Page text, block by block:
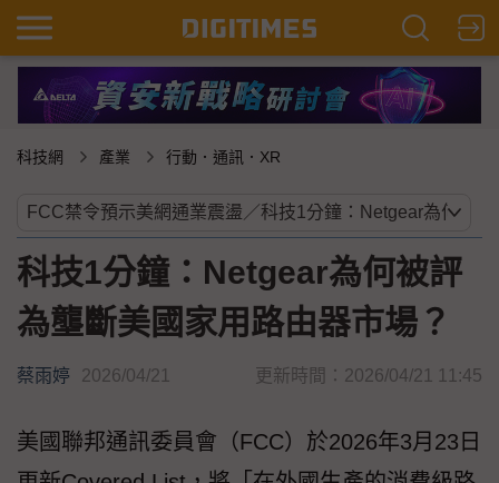
科技網 產業 行動．通訊．XR
科技1分鐘：Netgear為何被評
為壟斷美國家用路由器市場？
蔡雨婷 2026/04/21 更新時間：2026/04/21 11:45
美國聯邦通訊委員會（FCC）於2026年3月23日